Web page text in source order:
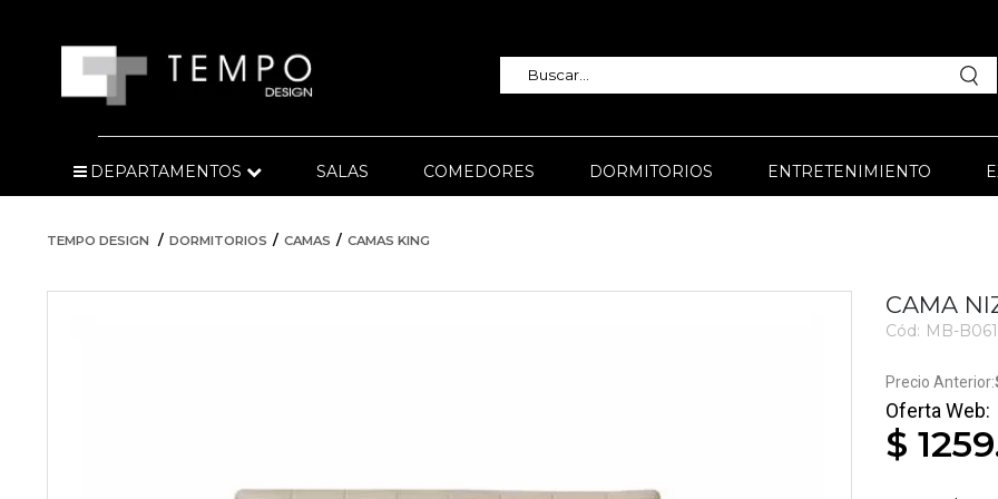
DEPARTAMENTOS SALAS COMEDORES DORMITORIOS ENTRETENIMIENTO
TEMPO DESIGN DORMITORIOS CAMAS CAMAS KING
CAMA
Cód: MB-
$